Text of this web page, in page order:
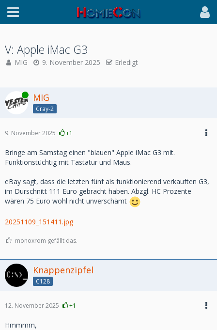
V: Apple iMac G3
MIG 9. November 2025 Erledigt
Online MIG
Cray-2
9. November 2025 +1
Bringe am Samstag einen "blauen" Apple iMac G3 mit.
Funktionstüchtig mit Tastatur und Maus.
eBay sagt, dass die letzten fünf als funktionierend verkauften G3,
im Durschnitt 111 Euro gebracht haben. Abzgl. HC Prozente
wären 75 Euro wohl nicht unverschämt
20251109_151411.jpg
monoxrom gefällt das.
Knappenzipfel
C128
12. November 2025 +1
Hmmmm,